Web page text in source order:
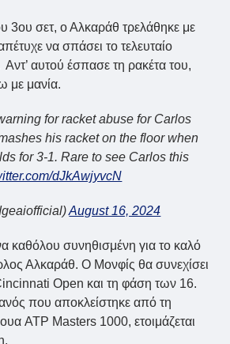
3ου σετ, ο Αλκαράθ τρελάθηκε με
να σπάσει το τελευταίο
αυτού έσπασε τη ρακέτα του,
με μανία.
for racket abuse for Carlos
his racket on the floor when
for 3-1. Rare to see Carlos this
dJkAwjyvcN
August 16, 2024
καθόλου συνηθισμένη για το καλό
Αλκαράθ. Ο Μονφίς θα συνεχίσει
Open και τη φάση των 16.
που αποκλείστηκε από τη
ATP Masters 1000, ετοιμάζεται